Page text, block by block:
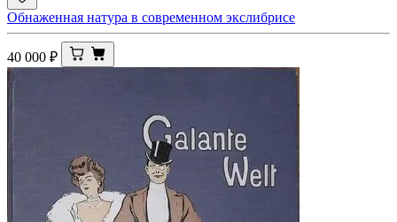
Обнаженная натура в современном экслибрисе
40 000 ₽